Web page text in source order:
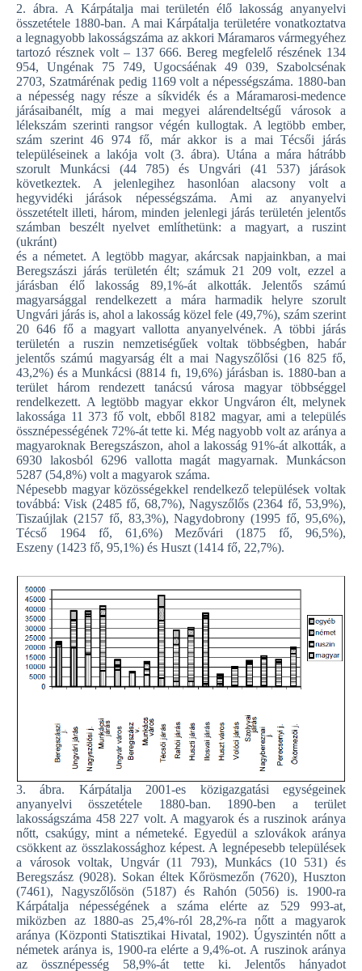
2. ábra. A Kárpátalja mai területén élő lakosság anyanyelvi
összetétele 1880-ban. A mai Kárpátalja területére vonatkoztatva
a legnagyobb lakosságszáma az akkori Máramaros vármegyéhez
tartozó résznek volt – 137 666. Bereg megfelelő részének 134
954, Ungénak 75 749, Ugocsáénak 49 039, Szabolcsénak
2703, Szatmárénak pedig 1169 volt a népességszáma. 1880-ban
a népesség nagy része a síkvidék és a Máramarosi-medence
járásaibanélt, míg a mai megyei alárendeltségű városok a
lélekszám szerinti rangsor végén kullogtak. A legtöbb ember,
szám szerint 46 974 fő, már akkor is a mai Técsői járás
településeinek a lakója volt (3. ábra). Utána a mára hátrább
szorult Munkácsi (44 785) és Ungvári (41 537) járások
következtek. A jelenlegihez hasonlóan alacsony volt a
hegyvidéki járások népességszáma. Ami az anyanyelvi
összetételt illeti, három, minden jelenlegi járás területén jelentős
számban beszélt nyelvet említhetünk: a magyart, a ruszint
(ukránt)
és a németet. A legtöbb magyar, akárcsak napjainkban, a mai
Beregszászi járás területén élt; számuk 21 209 volt, ezzel a
járásban élő lakosság 89,1%-át alkották. Jelentős számú
magyarsággal rendelkezett a mára harmadik helyre szorult
Ungvári járás is, ahol a lakosság közel fele (49,7%), szám szerint
20 646 fő a magyart vallotta anyanyelvének. A többi járás
területén a ruszin nemzetiségűek voltak többségben, habár
jelentős számú magyarság élt a mai Nagyszőlősi (16 825 fő,
43,2%) és a Munkácsi (8814 fı, 19,6%) járásban is. 1880-ban a
terület három rendezett tanácsú városa magyar többséggel
rendelkezett. A legtöbb magyar ekkor Ungváron élt, melynek
lakossága 11 373 fő volt, ebből 8182 magyar, ami a település
össznépességének 72%-át tette ki. Még nagyobb volt az aránya a
magyaroknak Beregszászon, ahol a lakosság 91%-át alkották, a
6930 lakosból 6296 vallotta magát magyarnak. Munkácson
5287 (54,8%) volt a magyarok száma.
Népesebb magyar közösségekkel rendelkező települések voltak
továbbá: Visk (2485 fő, 68,7%), Nagyszőlős (2364 fő, 53,9%),
Tiszaújlak (2157 fő, 83,3%), Nagydobrony (1995 fő, 95,6%),
Técső 1964 fő, 61,6%) Mezővári (1875 fő, 96,5%),
Eszeny (1423 fő, 95,1%) és Huszt (1414 fő, 22,7%).
3. ábra. Kárpátalja 2001-es közigazgatási egységeinek
anyanyelvi összetétele 1880-ban. 1890-ben a terület
lakosságszáma 458 227 volt. A magyarok és a ruszinok aránya
nőtt, csakúgy, mint a németeké. Egyedül a szlovákok aránya
csökkent az összlakossághoz képest. A legnépesebb települések
a városok voltak, Ungvár (11 793), Munkács (10 531) és
Beregszász (9028). Sokan éltek Kőrösmezőn (7620), Huszton
(7461), Nagyszőlősön (5187) és Rahón (5056) is. 1900-ra
Kárpátalja népességének a száma elérte az 529 993-at,
miközben az 1880-as 25,4%-ról 28,2%-ra nőtt a magyarok
aránya (Központi Statisztikai Hivatal, 1902). Úgyszintén nőtt a
németek aránya is, 1900-ra elérte a 9,4%-ot. A ruszinok aránya
az össznépesség 58,9%-át tette ki. Jelentős hányadot